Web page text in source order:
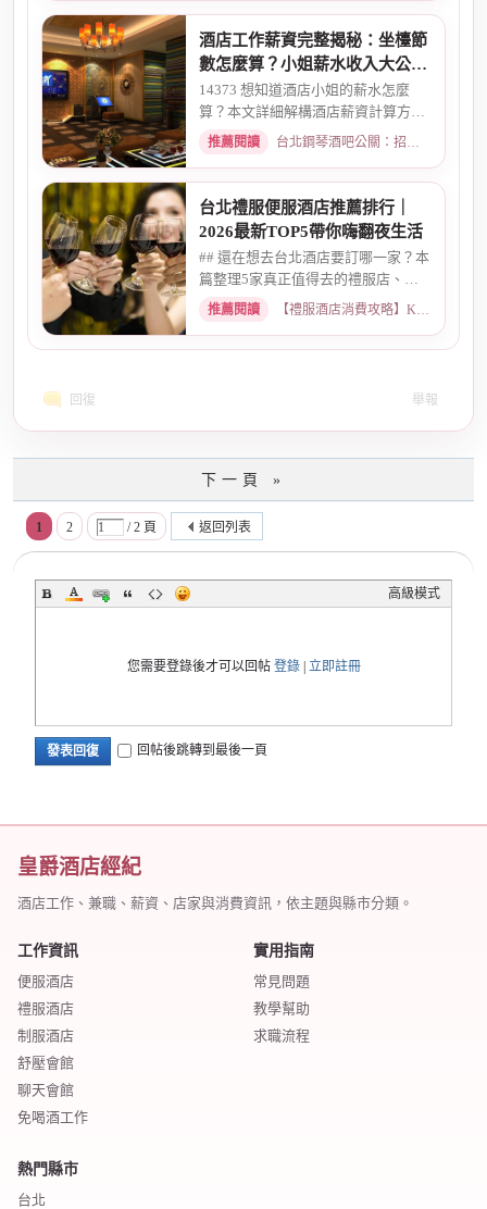
酒店工作薪資完整揭秘：坐檯節
數怎麼算？小姐薪水收入大公開
｜2026最新
14373 想知道酒店小姐的薪水怎麼
算？本文詳細解構酒店薪資計算方
式，從「坐檯節數」的基本概念、...
推薦閱讀 台北鋼琴酒吧公關：招募條件與工作環境介紹 · 2026-03-09
台北禮服便服酒店推薦排行｜
2026最新TOP5帶你嗨翻夜生活
## 還在想去台北酒店要訂哪一家？本
篇整理5家真正值得去的禮服店、便
服店，從氣氛、小姐素質、消...
推薦閱讀 【禮服酒店消費攻略】KTV喝酒娛樂、價格試算 · 2026-05-08
回復 舉報
下一頁 »
1 2 / 2 頁 返回列表
高級模式
您需要登錄後才可以回帖 登錄| 立即註冊
發表回復 回帖後跳轉到最後一頁
皇爵酒店經紀
酒店工作、兼職、薪資、店家與消費資訊，依主題與縣市分類。
工作資訊
便服酒店
禮服酒店
制服酒店
舒壓會館
聊天會館
免喝酒工作
實用指南
常見問題
教學幫助
求職流程
熱門縣市
台北